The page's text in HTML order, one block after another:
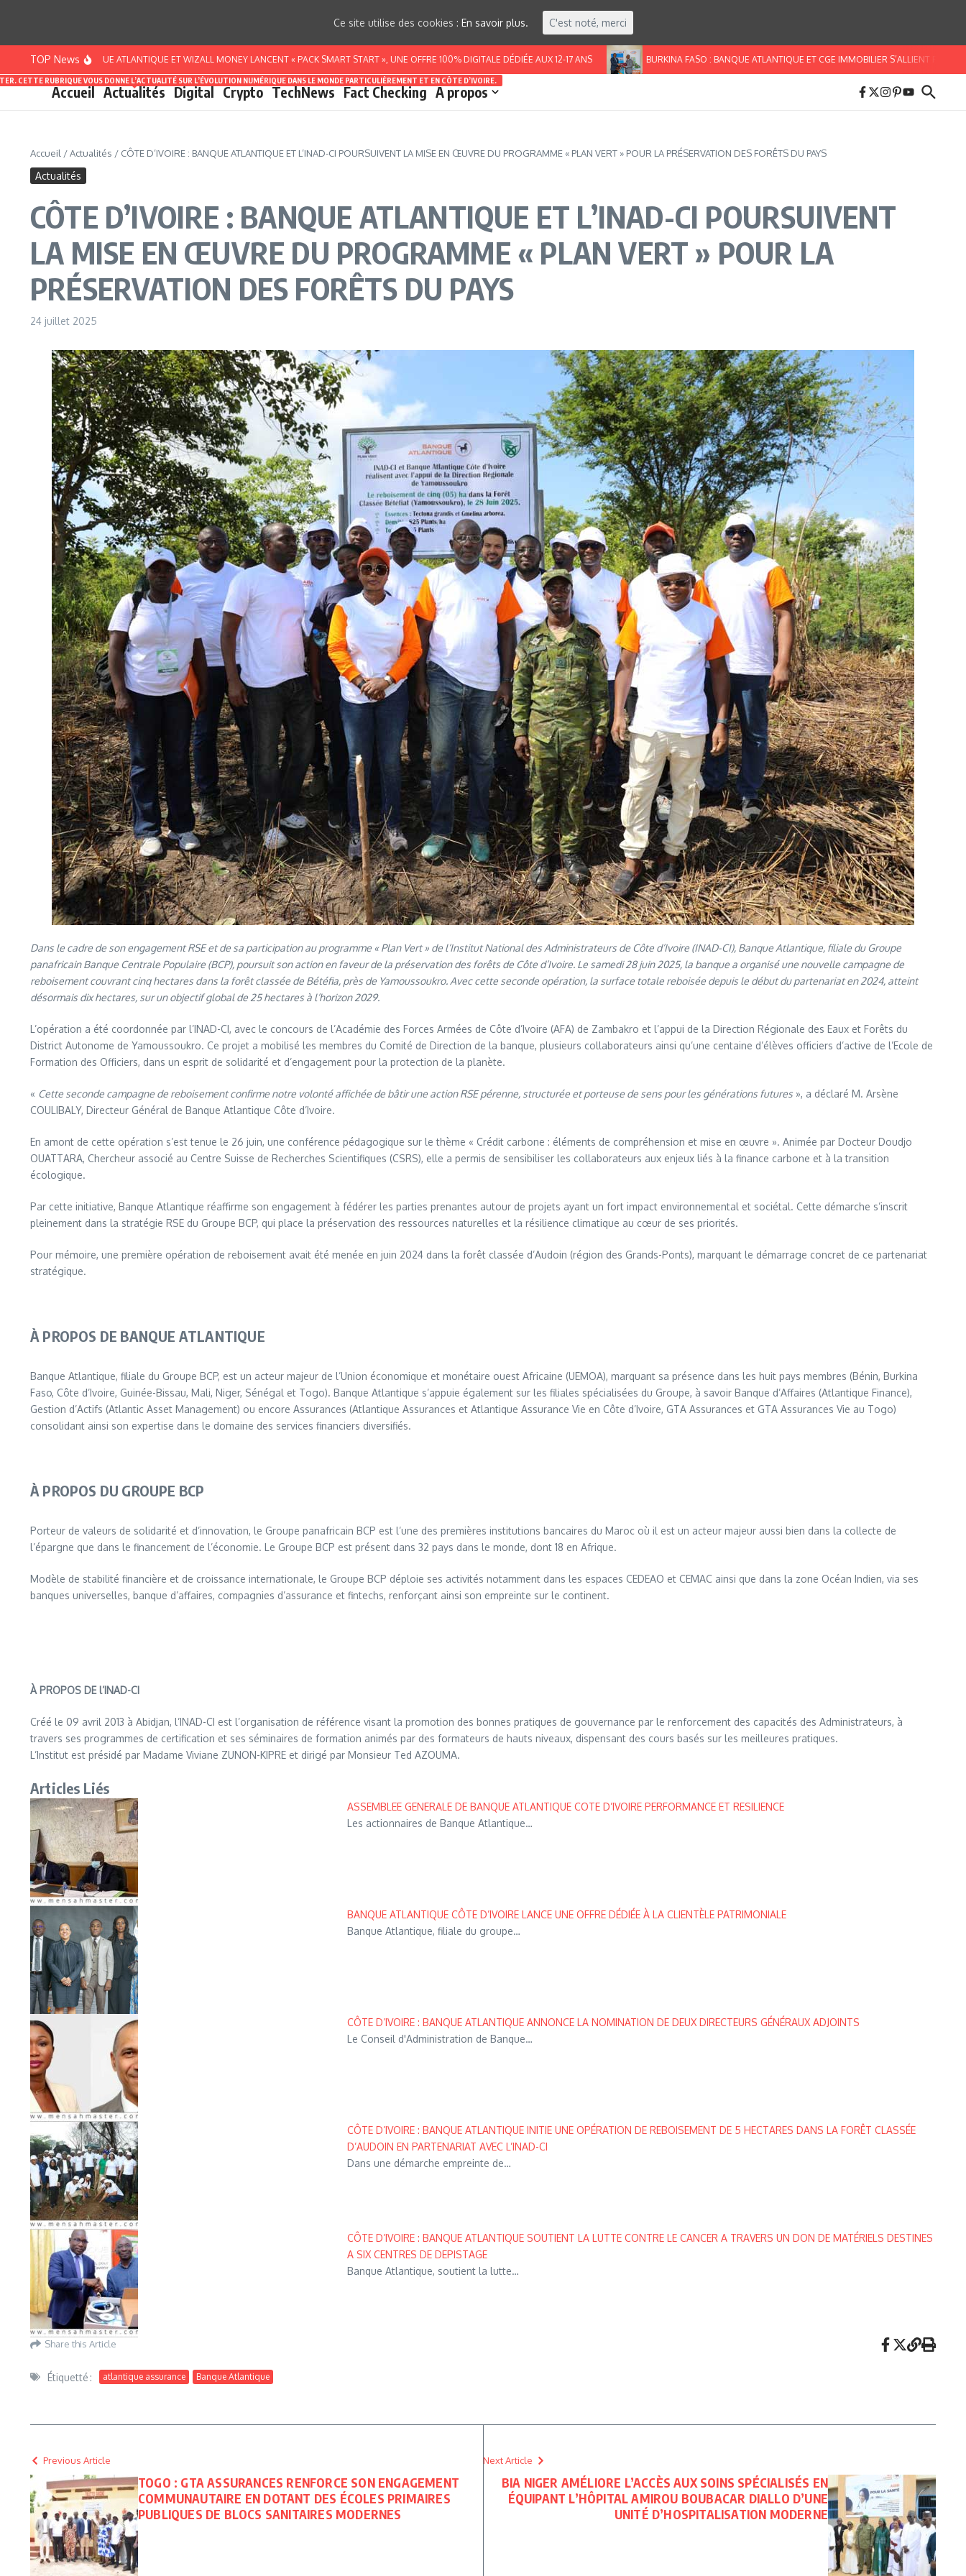
TOP News
: BANQUE ATLANTIQUE ET WIZALL MONEY LANCENT « PACK SMART START », UNE OFFRE 100% DIGITALE DÉDIÉE AUX 12-17 ANS BURKINA FASO : BANQUE ATLANTIQUE ET CGE IMMOBILIER S’ALLIENT POUR FACILITER
Accueil Actualités
CETTE RUBRIQUE VOUS DONNE L’ACTUALITÉ SUR L’ÉVOLUTION NUMÉRIQUE DANS LE MONDE PARTICULIÈREMENT ET EN CÔTE D’IVOIRE.
Digital Crypto TechNews Fact Checking A propos
Accueil /Actualités / CÔTE D’IVOIRE : BANQUE ATLANTIQUE ET L’INAD-CI POURSUIVENT LA MISE EN ŒUVRE DU PROGRAMME « PLAN VERT » POUR LA PRÉSERVATION DES FORÊTS DU PAYS
Actualités
CÔTE D’IVOIRE : BANQUE ATLANTIQUE ET L’INAD-CI POURSUIVENT
LA MISE EN ŒUVRE DU PROGRAMME « PLAN VERT » POUR LA
PRÉSERVATION DES FORÊTS DU PAYS
24 juillet 2025
Dans le cadre de son engagement RSE et de sa participation au programme « Plan Vert » de l’Institut National des Administrateurs de Côte d’Ivoire (INAD-CI), Banque Atlantique, filiale du Groupe
panafricain Banque Centrale Populaire (BCP), poursuit son action en faveur de la préservation des forêts de Côte d’Ivoire. Le samedi 28 juin 2025, la banque a organisé une nouvelle campagne de
reboisement couvrant cinq hectares dans la forêt classée de Bétéfia, près de Yamoussoukro. Avec cette seconde opération, la surface totale reboisée depuis le début du partenariat en 2024, atteint
désormais dix hectares, sur un objectif global de 25 hectares à l’horizon 2029.
L’opération a été coordonnée par l’INAD-CI, avec le concours de l’Académie des Forces Armées de Côte d’Ivoire (AFA) de Zambakro et l’appui de la Direction Régionale des Eaux et Forêts du
District Autonome de Yamoussoukro. Ce projet a mobilisé les membres du Comité de Direction de la banque, plusieurs collaborateurs ainsi qu’une centaine d’élèves officiers d’active de l’Ecole de
Formation des Officiers, dans un esprit de solidarité et d’engagement pour la protection de la planète.
« Cette seconde campagne de reboisement confirme notre volonté affichée de bâtir une action RSE pérenne, structurée et porteuse de sens pour les générations futures », a déclaré M. Arsène
COULIBALY, Directeur Général de Banque Atlantique Côte d’Ivoire.
En amont de cette opération s’est tenue le 26 juin, une conférence pédagogique sur le thème « Crédit carbone : éléments de compréhension et mise en œuvre ». Animée par Docteur Doudjo
OUATTARA, Chercheur associé au Centre Suisse de Recherches Scientifiques (CSRS), elle a permis de sensibiliser les collaborateurs aux enjeux liés à la finance carbone et à la transition
écologique.
Par cette initiative, Banque Atlantique réaffirme son engagement à fédérer les parties prenantes autour de projets ayant un fort impact environnemental et sociétal. Cette démarche s’inscrit
pleinement dans la stratégie RSE du Groupe BCP, qui place la préservation des ressources naturelles et la résilience climatique au cœur de ses priorités.
Pour mémoire, une première opération de reboisement avait été menée en juin 2024 dans la forêt classée d’Audoin (région des Grands-Ponts), marquant le démarrage concret de ce partenariat
stratégique.
À PROPOS DE BANQUE ATLANTIQUE
Banque Atlantique, filiale du Groupe BCP, est un acteur majeur de l’Union économique et monétaire ouest Africaine (UEMOA), marquant sa présence dans les huit pays membres (Bénin, Burkina
Faso, Côte d’Ivoire, Guinée-Bissau, Mali, Niger, Sénégal et Togo). Banque Atlantique s’appuie également sur les filiales spécialisées du Groupe, à savoir Banque d’Affaires (Atlantique Finance),
Gestion d’Actifs (Atlantic Asset Management) ou encore Assurances (Atlantique Assurances et Atlantique Assurance Vie en Côte d’Ivoire, GTA Assurances et GTA Assurances Vie au Togo)
consolidant ainsi son expertise dans le domaine des services financiers diversifiés.
À PROPOS DU GROUPE BCP
Porteur de valeurs de solidarité et d’innovation, le Groupe panafricain BCP est l’une des premières institutions bancaires du Maroc où il est un acteur majeur aussi bien dans la collecte de
l’épargne que dans le financement de l’économie. Le Groupe BCP est présent dans 32 pays dans le monde, dont 18 en Afrique.
Modèle de stabilité financière et de croissance internationale, le Groupe BCP déploie ses activités notamment dans les espaces CEDEAO et CEMAC ainsi que dans la zone Océan Indien, via ses
banques universelles, banque d’affaires, compagnies d’assurance et fintechs, renforçant ainsi son empreinte sur le continent.
À PROPOS DE l’INAD-CI
Créé le 09 avril 2013 à Abidjan, l’INAD-CI est l’organisation de référence visant la promotion des bonnes pratiques de gouvernance par le renforcement des capacités des Administrateurs, à
travers ses programmes de certification et ses séminaires de formation animés par des formateurs de hauts niveaux, dispensant des cours basés sur les meilleures pratiques.
L’Institut est présidé par Madame Viviane ZUNON-KIPRE et dirigé par Monsieur Ted AZOUMA.
Articles Liés
ASSEMBLEE GENERALE DE BANQUE ATLANTIQUE COTE D’IVOIRE PERFORMANCE ET RESILIENCE
Les actionnaires de Banque Atlantique…
BANQUE ATLANTIQUE CÔTE D’IVOIRE LANCE UNE OFFRE DÉDIÉE À LA CLIENTÈLE PATRIMONIALE
Banque Atlantique, filiale du groupe…
CÔTE D’IVOIRE : BANQUE ATLANTIQUE ANNONCE LA NOMINATION DE DEUX DIRECTEURS GÉNÉRAUX ADJOINTS
Le Conseil d'Administration de Banque…
CÔTE D’IVOIRE : BANQUE ATLANTIQUE INITIE UNE OPÉRATION DE REBOISEMENT DE 5 HECTARES DANS LA FORÊT CLASSÉE
D’AUDOIN EN PARTENARIAT AVEC L’INAD-CI
Dans une démarche empreinte de…
CÔTE D’IVOIRE : BANQUE ATLANTIQUE SOUTIENT LA LUTTE CONTRE LE CANCER A TRAVERS UN DON DE MATÉRIELS DESTINES
A SIX CENTRES DE DEPISTAGE
Banque Atlantique, soutient la lutte…
Share this Article
Étiquetté : atlantique assurance Banque Atlantique
Previous Article
TOGO : GTA ASSURANCES RENFORCE SON ENGAGEMENT
COMMUNAUTAIRE EN DOTANT DES ÉCOLES PRIMAIRES
PUBLIQUES DE BLOCS SANITAIRES MODERNES
Next Article
BIA NIGER AMÉLIORE L’ACCÈS AUX SOINS SPÉCIALISÉS EN
ÉQUIPANT L’HÔPITAL AMIROU BOUBACAR DIALLO D’UNE
UNITÉ D’HOSPITALISATION MODERNE
Ce site utilise des cookies : En savoir plus. C'est noté, merci